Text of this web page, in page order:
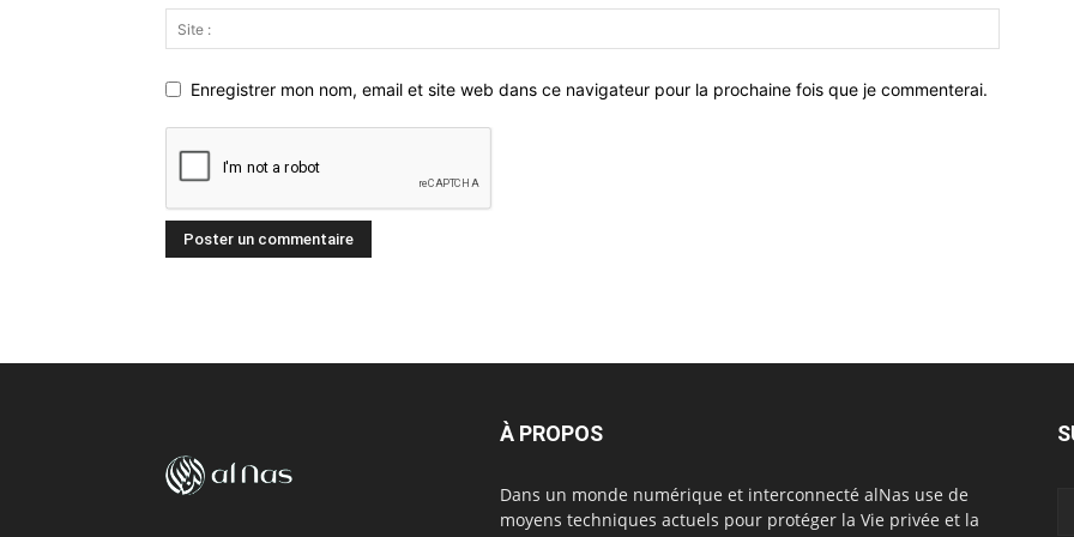
Enregistrer mon nom, email et site web dans ce navigateur pour la prochaine fois que je commenterai.
À PROPOS
Dans un monde numérique et interconnecté alNas use de
moyens techniques actuels pour protéger la Vie privée et la